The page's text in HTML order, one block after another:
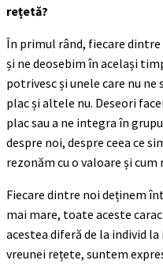
rețetă?
În primul rând, fiecare
și ne deosebim în același
potrivesc și unele care nu
plac și altele nu. Deseori
plac sau a ne integra în
despre noi, despre ceea ce
rezonăm cu o valoare și
Fiecare dintre noi deținem
mai mare, toate aceste
acestea diferă de la individ
vreunei rețete, suntem